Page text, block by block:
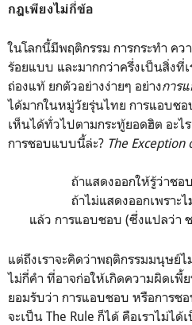
กฎเพียงไม่กี่ข้อ
ในโลกนี้มีพฤติกรรม การกระทำ ค
ร้อยแบบ และมากกว่าครึ่งเป็นสิ่งที่เ
ถ่องแท้ ยกตัวอย่างง่ายๆ อย่างการ
ได้มากในหมู่วัยรุ่นไทย การแอบช
เห็นได้ทั่วไปตามกระทู้ยอดฮิต อะไ
การชอบแบบนี้ล่ะ? The Exception
ถ้าแสดงออกให้รู้ว่าชอ
ถ้าไม่แสดงออกเพราะ
แล้ว การแอบชอบ (ซึ่งแปลว่า
แต่ถึงเราจะคิดว่าพฤติกรรมมนุษย์
ไม่กี่คำ ที่อาจก่อให้เกิดความผิดเพี้
ยอมรับว่า การแอบชอบ หรือการช
จะเป็น The Rule ก็ได้ คือเราไม่ไ